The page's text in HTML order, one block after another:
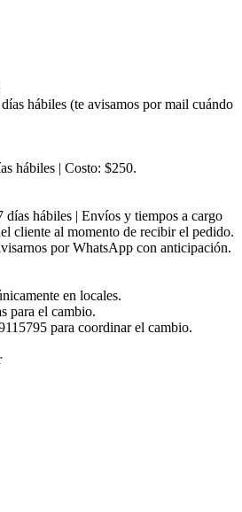
hábiles (te avisamos por mail cuándo
hábiles | Costo: $250.
días hábiles | Envíos y tiempos a cargo
cliente al momento de recibir el pedido.
por WhatsApp con anticipación.
en locales.
para el cambio.
para coordinar el cambio.